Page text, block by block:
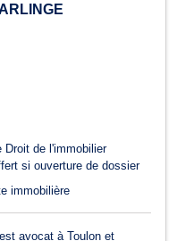
Droit de l'immobilier
si ouverture de dossier
immobilière
avocat à Toulon et